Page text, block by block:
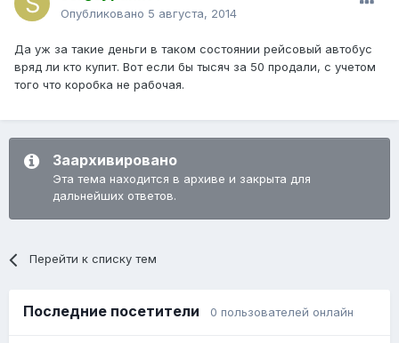
Опубликовано 5 августа, 2014
Да уж за такие деньги в таком состоянии рейсовый автобус
вряд ли кто купит. Вот если бы тысяч за 50 продали, с учетом
того что коробка не рабочая.
Заархивировано
Эта тема находится в архиве и закрыта для
дальнейших ответов.
Перейти к списку тем
Последние посетители 0 пользователей онлайн